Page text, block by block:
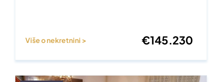
Više o nekretnini > €145.230